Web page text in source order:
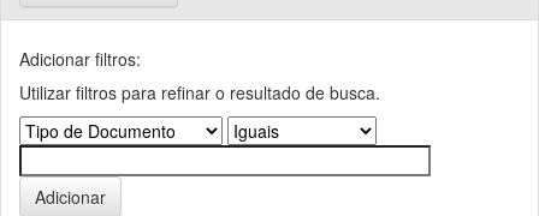
Adicionar filtros:
Utilizar filtros para refinar o resultado de busca.